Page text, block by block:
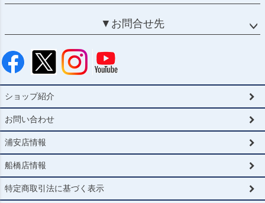
▼お問合せ先
ショップ紹介
お問い合わせ
浦安店情報
船橋店情報
特定商取引法に基づく表示